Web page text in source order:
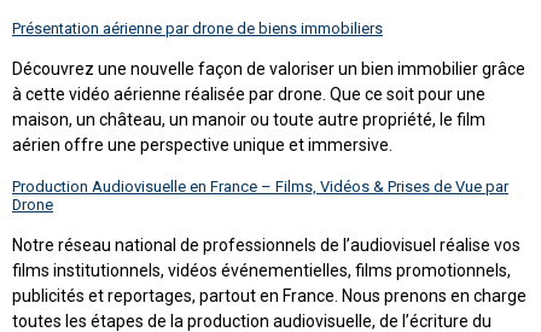
Présentation aérienne par drone de biens immobiliers
Découvrez une nouvelle façon de valoriser un bien immobilier grâce
à cette vidéo aérienne réalisée par drone. Que ce soit pour une
maison, un château, un manoir ou toute autre propriété, le film
aérien offre une perspective unique et immersive.
Production Audiovisuelle en France – Films, Vidéos & Prises de Vue par
Drone
Notre réseau national de professionnels de l’audiovisuel réalise vos
films institutionnels, vidéos événementielles, films promotionnels,
publicités et reportages, partout en France. Nous prenons en charge
toutes les étapes de la production audiovisuelle, de l’écriture du